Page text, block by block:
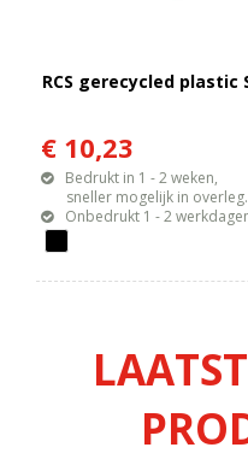
RCS gerecycled plastic
€ 10,23
Bedrukt in 1 - 2 weken,
sneller mogelijk in overleg.
Onbedrukt 1 - 2